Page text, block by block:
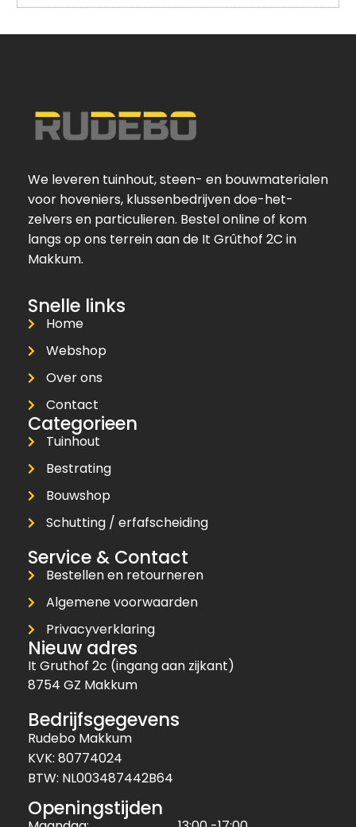
We leveren tuinhout, steen- en bouwmaterialen
voor hoveniers, klussenbedrijven doe-het-
zelvers en particulieren. Bestel online of kom
langs op ons terrein aan de It Grûthof 2C in
Makkum.
Snelle links
Home
Webshop
Over ons
Contact
Categorieen
Tuinhout
Bestrating
Bouwshop
Schutting / erfafscheiding
Service & Contact
Bestellen en retourneren
Algemene voorwaarden
Privacyverklaring
Nieuw adres
It Gruthof 2c (ingang aan zijkant)
8754 GZ Makkum
Bedrijfsgegevens
Rudebo Makkum
KVK: 80774024
BTW: NL003487442B64
Openingstijden